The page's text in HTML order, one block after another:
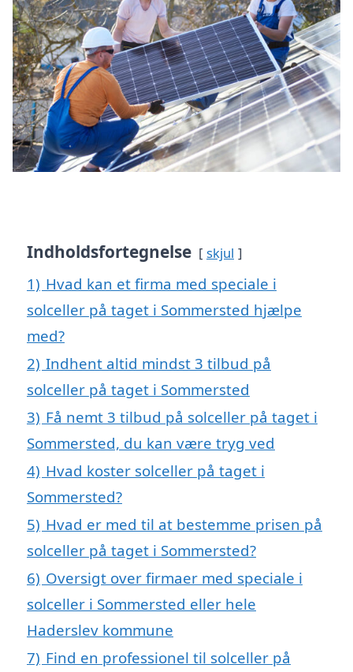
Indholdsfortegnelse skjul
1) Hvad kan et firma med speciale i
solceller på taget i Sommersted hjælpe
med?
2) Indhent altid mindst 3 tilbud på
solceller på taget i Sommersted
3) Få nemt 3 tilbud på solceller på taget i
Sommersted, du kan være tryg ved
4) Hvad koster solceller på taget i
Sommersted?
5) Hvad er med til at bestemme prisen på
solceller på taget i Sommersted?
6) Oversigt over firmaer med speciale i
solceller i Sommersted eller hele
Haderslev kommune
7) Find en professionel til solceller på